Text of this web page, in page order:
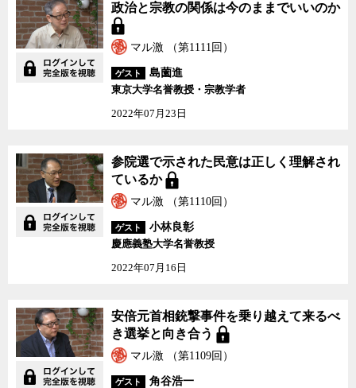
政治と宗教の関係は今のままでいいのか
マル激 （第1111回）
ゲスト
島薗進
東京大学名誉教授・宗教学者
2022年07月23日
参院選で示された民意は正しく理解され
ているか
マル激 （第1110回）
ゲスト
小林良彰
慶應義塾大学名誉教授
2022年07月16日
安倍元首相銃撃事件を乗り越えて来るべ
き選挙と向き合う
マル激 （第1109回）
ゲスト 角谷浩一